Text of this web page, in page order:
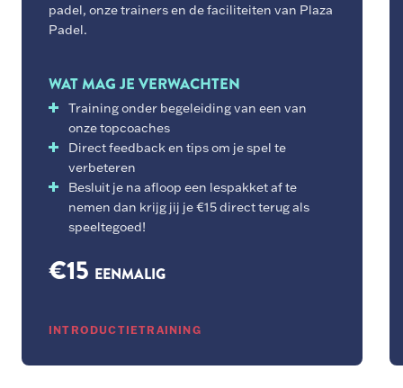
padel, onze trainers en de faciliteiten van Plaza
Padel.
WAT MAG JE VERWACHTEN
Training onder begeleiding van een van
onze topcoaches
Direct feedback en tips om je spel te
verbeteren
Besluit je na afloop een lespakket af te
nemen dan krijg jij je €15 direct terug als
speeltegoed!
€15 EENMALIG
INTRODUCTIETRAINING